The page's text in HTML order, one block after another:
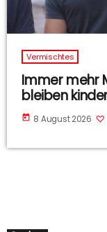
Vermischtes
Immer mehr
bleiben
today 8 August 2026